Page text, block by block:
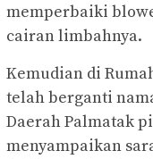
memperbaiki
cairan limbahnya.
Kemudian di
telah berganti
Daerah Palmatak
menyampaikan